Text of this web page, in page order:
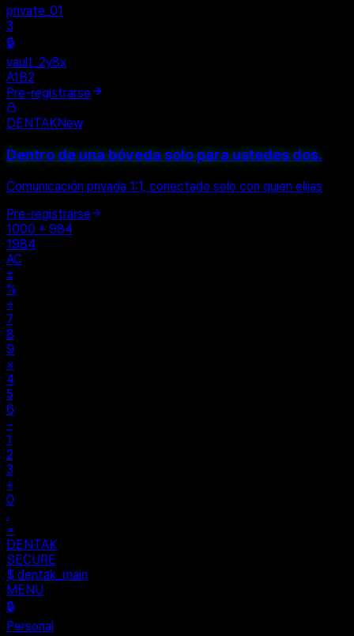
private_01
3
🔒
vault_2y8x
A1B2
Pre-registrarse
DENTAKNew
Dentro de una bóveda solo para ustedes dos.
Comunicación privada 1:1, conectado solo con quien elijas
Pre-registrarse
1000 + 984
1984
AC
±
%
÷
7
8
9
×
4
5
6
−
1
2
3
+
0
.
=
DENTAK
SECURE
$ dentak_main
MENU
🔒
Personal